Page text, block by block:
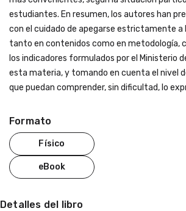
estudiantes. En resumen, los autores han
con el cuidado de apegarse estrictamente a
tanto en contenidos como en metodología,
los indicadores formulados por el Ministerio
esta materia, y tomando en cuenta el nivel
que puedan comprender, sin dificultad, lo
Formato
Físico
eBook
Detalles del libro